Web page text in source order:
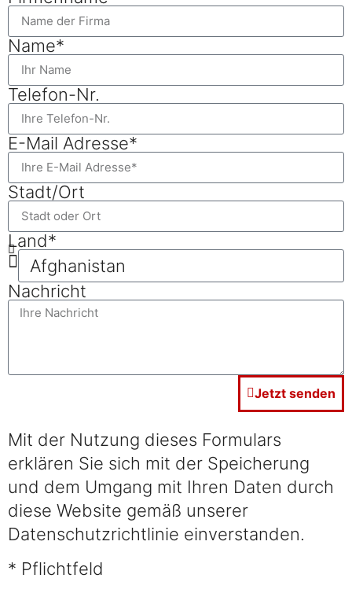
Name*
Telefon-Nr.
E-Mail Adresse*
Stadt/Ort
Land*
Nachricht
Jetzt senden
Mit der Nutzung dieses Formulars
erklären Sie sich mit der Speicherung
und dem Umgang mit Ihren Daten durch
diese Website gemäß unserer
Datenschutzrichtlinie einverstanden.
* Pflichtfeld